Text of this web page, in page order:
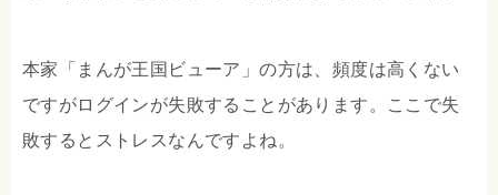
本家「まんが王国ビューア」の方は、頻度は高くない
ですがログインが失敗することがあります。ここで失
敗するとストレスなんですよね。